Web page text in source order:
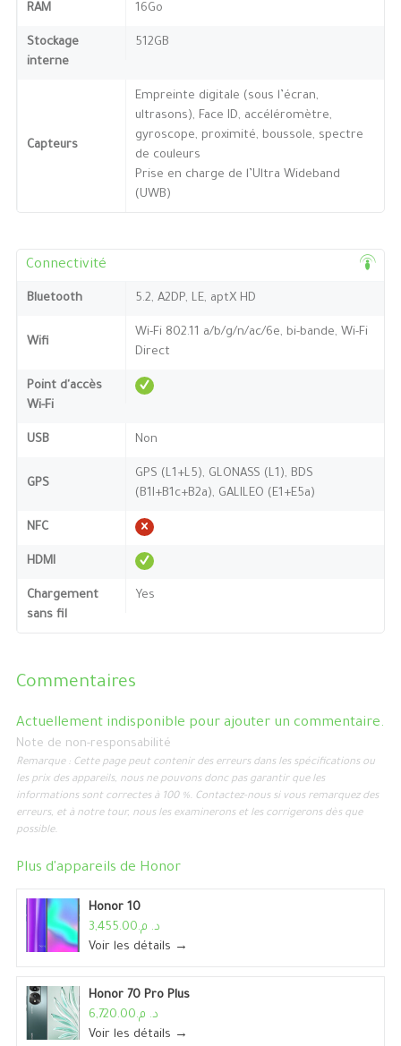
RAM 16Go
Stockage
interne
512GB
Capteurs
Empreinte digitale (sous l’écran,
ultrasons), Face ID, accéléromètre,
gyroscope, proximité, boussole, spectre
de couleurs
Prise en charge de l’Ultra Wideband
(UWB)
Connectivité
Bluetooth 5.2, A2DP, LE, aptX HD
Wifi
Wi-Fi 802.11 a/b/g/n/ac/6e, bi-bande, Wi-Fi
Direct
Point d'accès
Wi-Fi
USB Non
GPS
GPS (L1+L5), GLONASS (L1), BDS
(B1I+B1c+B2a), GALILEO (E1+E5a)
NFC
HDMI
Chargement
sans fil
Yes
Commentaires
Actuellement indisponible pour ajouter un commentaire.
Note de non-responsabilité
Remarque : Cette page peut contenir des erreurs dans les spécifications ou
les prix des appareils, nous ne pouvons donc pas garantir que les
informations sont correctes à 100 %. Contactez-nous si vous remarquez des
erreurs, et à notre tour, nous les examinerons et les corrigerons dès que
possible.
Plus d'appareils de Honor
Honor 10
د. م.3,455.00
Voir les détails →
Honor 70 Pro Plus
د. م.6,720.00
Voir les détails →